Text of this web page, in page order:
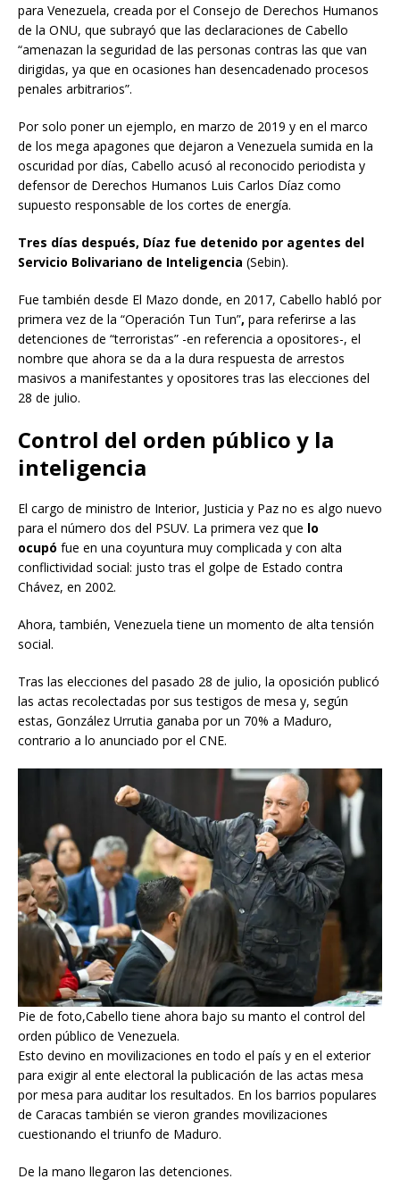
para Venezuela, creada por el Consejo de Derechos Humanos
de la ONU, que subrayó que las declaraciones de Cabello
“amenazan la seguridad de las personas contras las que van
dirigidas, ya que en ocasiones han desencadenado procesos
penales arbitrarios”.
Por solo poner un ejemplo, en marzo de 2019 y en el marco
de los mega apagones que dejaron a Venezuela sumida en la
oscuridad por días, Cabello acusó al reconocido periodista y
defensor de Derechos Humanos Luis Carlos Díaz como
supuesto responsable de los cortes de energía.
Tres días después, Díaz fue detenido por agentes del
Servicio Bolivariano de Inteligencia (Sebin).
Fue también desde El Mazo donde, en 2017, Cabello habló por
primera vez de la “Operación Tun Tun”, para referirse a las
detenciones de “terroristas” -en referencia a opositores-, el
nombre que ahora se da a la dura respuesta de arrestos
masivos a manifestantes y opositores tras las elecciones del
28 de julio.
Control del orden público y la
inteligencia
El cargo de ministro de Interior, Justicia y Paz no es algo nuevo
para el número dos del PSUV. La primera vez que lo
ocupó fue en una coyuntura muy complicada y con alta
conflictividad social: justo tras el golpe de Estado contra
Chávez, en 2002.
Ahora, también, Venezuela tiene un momento de alta tensión
social.
Tras las elecciones del pasado 28 de julio, la oposición publicó
las actas recolectadas por sus testigos de mesa y, según
estas, González Urrutia ganaba por un 70% a Maduro,
contrario a lo anunciado por el CNE.
Pie de foto,Cabello tiene ahora bajo su manto el control del
orden público de Venezuela.
Esto devino en movilizaciones en todo el país y en el exterior
para exigir al ente electoral la publicación de las actas mesa
por mesa para auditar los resultados. En los barrios populares
de Caracas también se vieron grandes movilizaciones
cuestionando el triunfo de Maduro.
De la mano llegaron las detenciones.